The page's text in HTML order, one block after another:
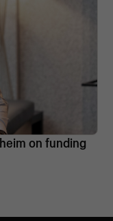
on funding